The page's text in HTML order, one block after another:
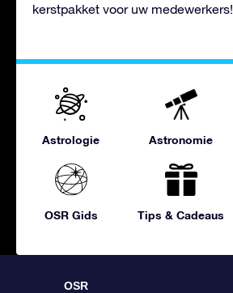
kerstpakket voor uw medewerkers!
Astrologie Astronomie
OSR Gids Tips & Cadeaus
OSR